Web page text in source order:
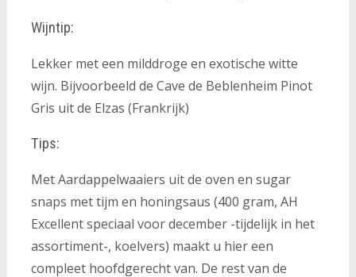
Wijntip:
Lekker met een milddroge en exotische witte
wijn. Bijvoorbeeld de Cave de Beblenheim Pinot
Gris uit de Elzas (Frankrijk)
Tips:
Met Aardappelwaaiers uit de oven en sugar
snaps met tijm en honingsaus (400 gram, AH
Excellent speciaal voor december -tijdelijk in het
assortiment-, koelvers) maakt u hier een
compleet hoofdgerecht van. De rest van de